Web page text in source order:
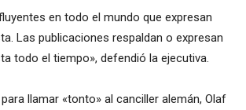
en todo el mundo que expresan
Las publicaciones respaldan o expresan
todo el tiempo», defendió la ejecutiva.
llamar «tonto» al canciller alemán, Olaf